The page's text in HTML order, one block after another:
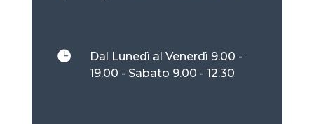

Dal Lunedì al Venerdì 9.00 -
19.00 - Sabato 9.00 - 12.30